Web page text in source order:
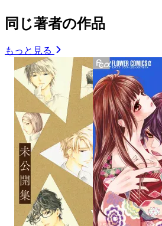
同じ著者の作品
もっと見る